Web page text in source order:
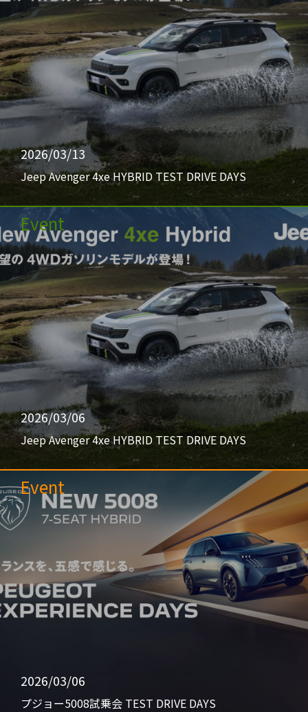
2026/03/13
Jeep Avenger 4xe HYBRID TEST DRIVE DAYS
Event
2026/03/06
Jeep Avenger 4xe HYBRID TEST DRIVE DAYS
Event
2026/03/06
プジョー5008試乗会 TEST DRIVE DAYS